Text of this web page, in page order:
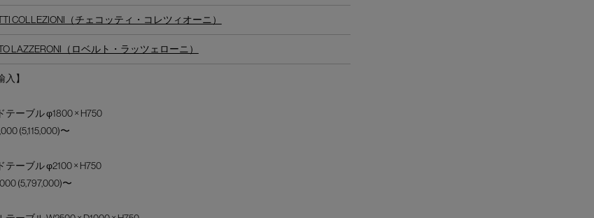
COLLEZIONI（チェコッティ・コレツィオーニ）
LAZZERONI（ロベルト・ラッツェローニ）
入】
テーブル φ1800 × H750
(5,115,000)〜
テーブル φ2100 × H750
(5,797,000)〜